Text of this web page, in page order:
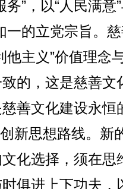
”，以“人民满意
一的立党宗旨。
他主义”价值理
的，这是慈善文
善文化建设永恒
新思想路线。新
化选择，须在思
俱进上下功夫